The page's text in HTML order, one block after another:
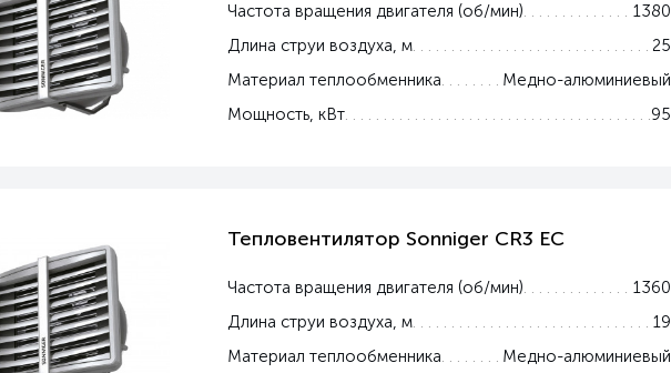
Частота вращения двигателя (об/мин)
1380
Длина струи воздуха, м
25
Материал теплообменника
Медно-алюминиевый
Мощность, кВт
95
Тепловентилятор Sonniger CR3 EC
Частота вращения двигателя (об/мин)
1360
Длина струи воздуха, м
19
Материал теплообменника
Медно-алюминиевый